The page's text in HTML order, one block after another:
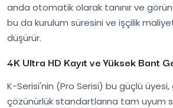
anda otomatik olarak tanınır ve
bu da kurulum süresini ve işçilik
düşürür.
4K Ultra HD Kayıt ve Yüksek Bant
K-Serisi'nin (Pro Serisi) bu güçlü
çözünürlük standartlarına tam uyum